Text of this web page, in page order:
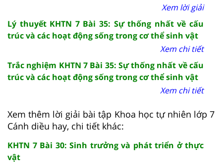
Xem lời giải
Lý thuyết KHTN 7 Bài 35: Sự thống nhất về cấu
trúc và các hoạt động sống trong cơ thể sinh vật
Xem chi tiết
Trắc nghiệm KHTN 7 Bài 35: Sự thống nhất về cấu
trúc và các hoạt động sống trong cơ thể sinh vật
Xem chi tiết
Xem thêm lời giải bài tập Khoa học tự nhiên lớp 7
Cánh diều hay, chi tiết khác:
KHTN 7 Bài 30: Sinh trưởng và phát triển ở thực
vật